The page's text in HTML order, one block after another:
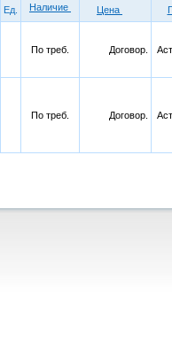
Ед. Наличие Цена
По треб. Договор.
По треб. Договор.